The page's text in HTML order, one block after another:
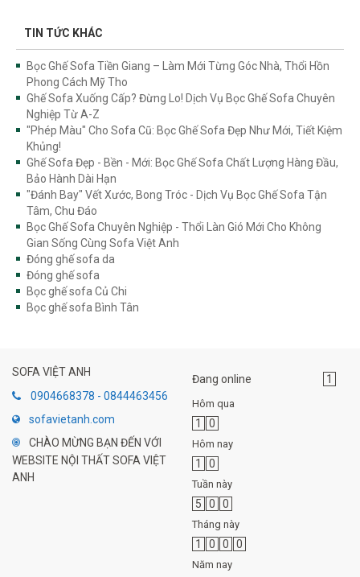
TIN TỨC KHÁC
Bọc Ghế Sofa Tiền Giang – Làm Mới Từng Góc Nhà, Thổi Hồn
Phong Cách Mỹ Tho
Ghế Sofa Xuống Cấp? Đừng Lo! Dịch Vụ Bọc Ghế Sofa Chuyên
Nghiệp Từ A-Z
"Phép Màu" Cho Sofa Cũ: Bọc Ghế Sofa Đẹp Như Mới, Tiết Kiệm
Khủng!
Ghế Sofa Đẹp - Bền - Mới: Bọc Ghế Sofa Chất Lượng Hàng Đầu,
Bảo Hành Dài Hạn
"Đánh Bay" Vết Xước, Bong Tróc - Dịch Vụ Bọc Ghế Sofa Tận
Tâm, Chu Đáo
Bọc Ghế Sofa Chuyên Nghiệp - Thổi Làn Gió Mới Cho Không
Gian Sống Cùng Sofa Việt Anh
Đóng ghế sofa da
Đóng ghế sofa
Bọc ghế sofa Củ Chi
Bọc ghế sofa Bình Tân
SOFA VIỆT ANH
0904668378 - 0844463456
sofavietanh.com
CHÀO MỪNG BẠN ĐẾN VỚI
WEBSITE NỘI THẤT SOFA VIỆT
ANH
Đang online 1
Hôm qua
1 0
Hôm nay
1 0
Tuần này
5 0 0
Tháng này
1 0 0 0
Năm nay